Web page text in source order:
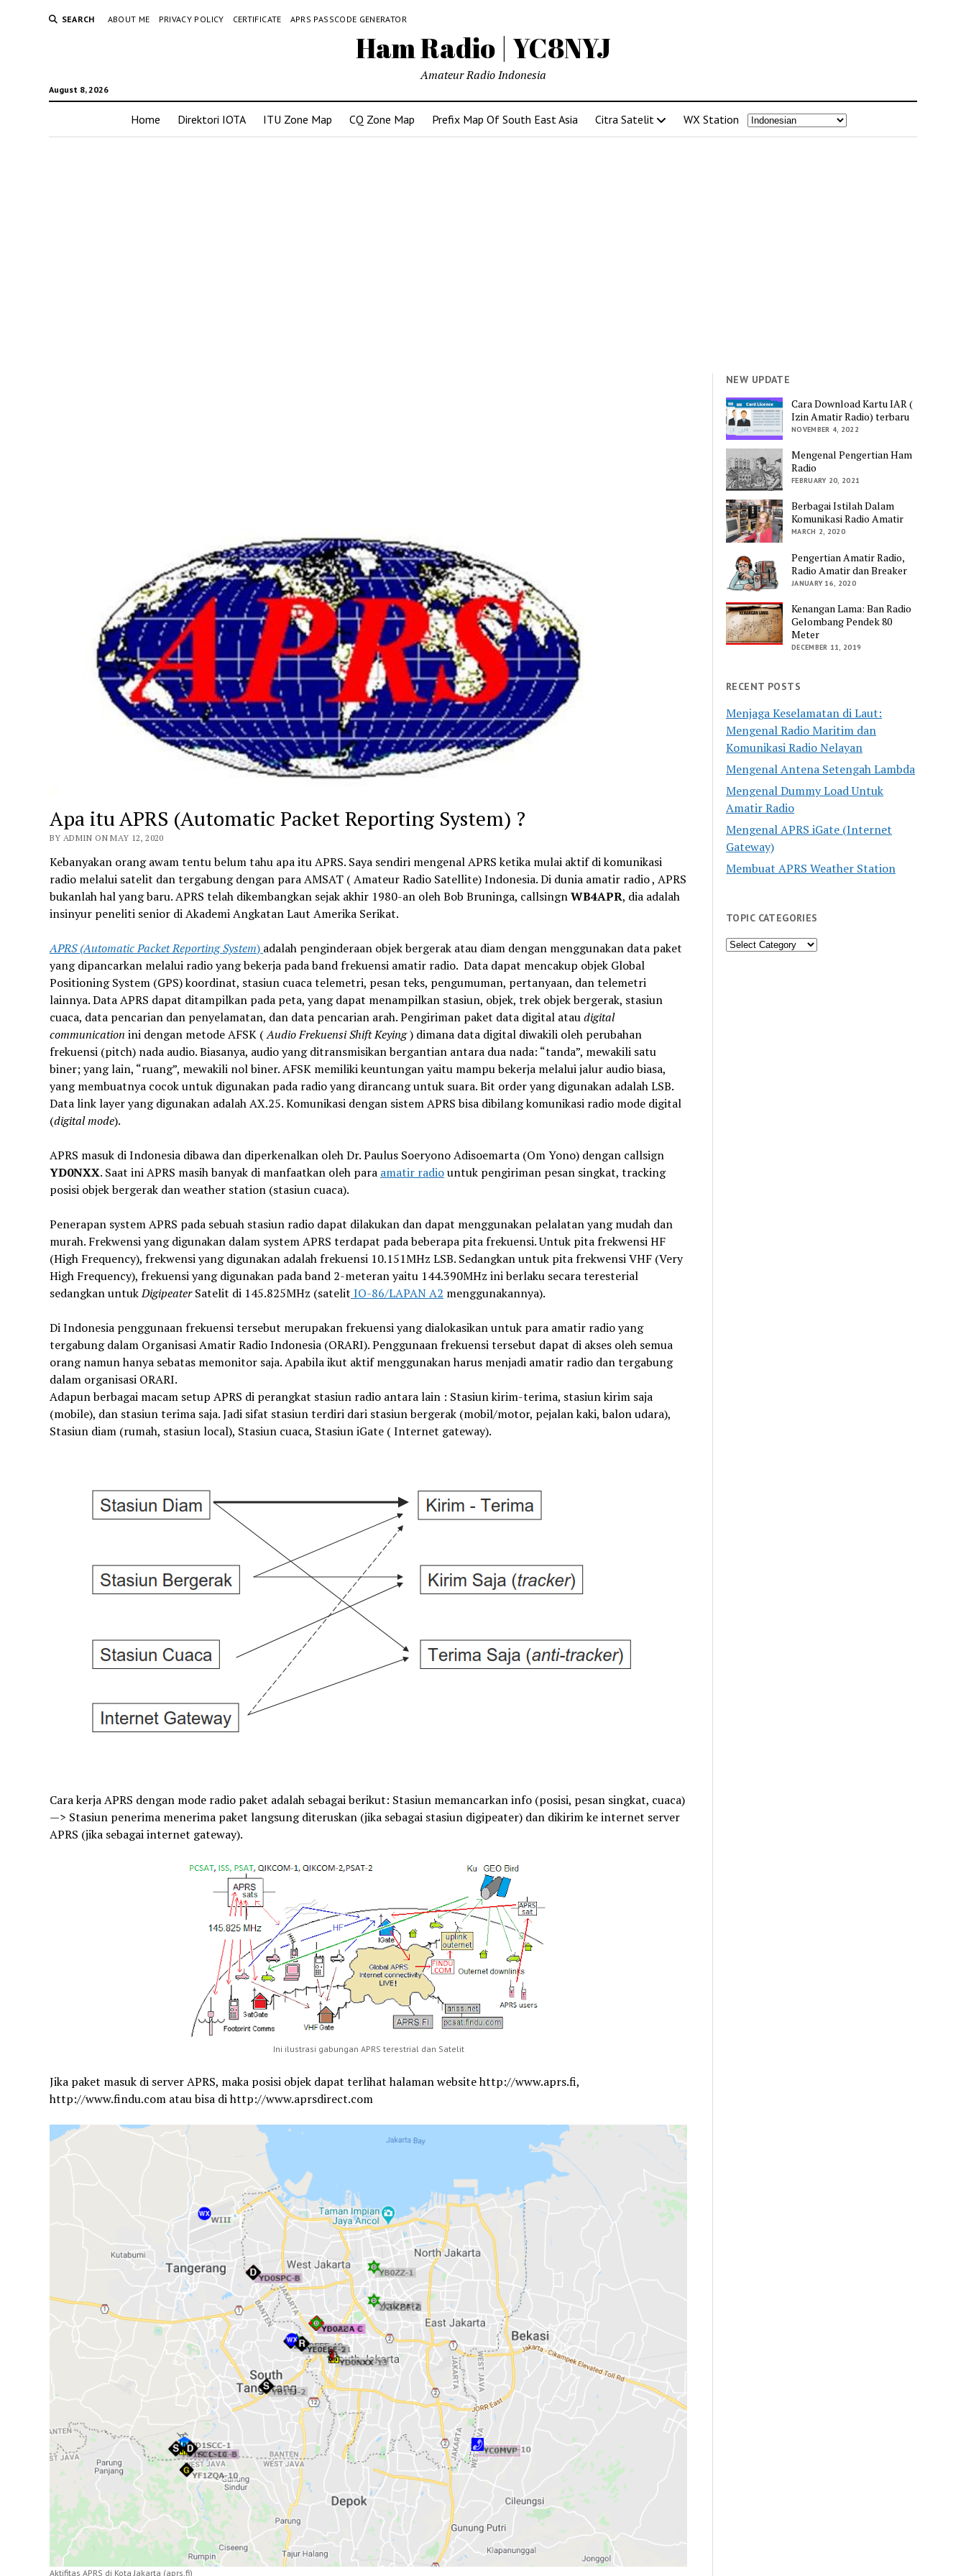
SEARCH ABOUT ME PRIVACY POLICY CERTIFICATE APRS PASSCODE GENERATOR
Ham Radio | YC8NYJ
August 8, 2026
Amateur Radio Indonesia
Home Direktori IOTA ITU Zone Map CQ Zone Map Prefix Map Of South East Asia Citra Satelit WX Station
Apa itu APRS (Automatic Packet Reporting System) ?
BY ADMIN ON MAY 12, 2020
Kebanyakan orang awam tentu belum tahu apa itu APRS. Saya sendiri mengenal APRS ketika mulai aktif di komunikasi
radio melalui satelit dan tergabung dengan para AMSAT ( Amateur Radio Satellite) Indonesia. Di dunia amatir radio , APRS
bukanlah hal yang baru. APRS telah dikembangkan sejak akhir 1980-an oleh Bob Bruninga, callsingnWB4APR, dia adalah
insinyur peneliti senior di Akademi Angkatan Laut Amerika Serikat.
APRS (Automatic Packet Reporting System) adalah penginderaan objek bergerak atau diam dengan menggunakan data paket
yang dipancarkan melalui radio yang bekerja pada band frekuensi amatir radio. Data dapat mencakup objek Global
Positioning System (GPS) koordinat, stasiun cuaca telemetri, pesan teks, pengumuman, pertanyaan, dan telemetri
lainnya. Data APRS dapat ditampilkan pada peta, yang dapat menampilkan stasiun, objek, trek objek bergerak, stasiun
cuaca, data pencarian dan penyelamatan, dan data pencarian arah. Pengiriman paket data digital ataudigital
communication ini dengan metode AFSK (Audio Frekuensi Shift Keying) dimana data digital diwakili oleh perubahan
frekuensi (pitch) nada audio. Biasanya, audio yang ditransmisikan bergantian antara dua nada: “tanda”, mewakili satu
biner; yang lain, “ruang”, mewakili nol biner. AFSK memiliki keuntungan yaitu mampu bekerja melalui jalur audio biasa,
yang membuatnya cocok untuk digunakan pada radio yang dirancang untuk suara. Bit order yang digunakan adalah LSB.
Data link layer yang digunakan adalah AX.25. Komunikasi dengan sistem APRS bisa dibilang komunikasi radio mode digital
(digital mode).
APRS masuk di Indonesia dibawa dan diperkenalkan oleh Dr. Paulus Soeryono Adisoemarta (Om Yono) dengan callsign
YD0NXX. Saat ini APRS masih banyak di manfaatkan oleh para amatir radiountuk pengiriman pesan singkat, tracking
posisi objek bergerak dan weather station (stasiun cuaca).
Penerapan system APRS pada sebuah stasiun radio dapat dilakukan dan dapat menggunakan pelalatan yang mudah dan
murah. Frekwensi yang digunakan dalam system APRS terdapat pada beberapa pita frekuensi. Untuk pita frekwensi HF
(High Frequency), frekwensi yang digunakan adalah frekuensi 10.151MHz LSB. Sedangkan untuk pita frekwensi VHF (Very
High Frequency), frekuensi yang digunakan pada band 2-meteran yaitu 144.390MHz ini berlaku secara teresterial
sedangkan untukDigipeaterSatelit di 145.825MHz (satelit IO-86/LAPAN A2 menggunakannya).
Di Indonesia penggunaan frekuensi tersebut merupakan frekuensi yang dialokasikan untuk para amatir radio yang
tergabung dalam Organisasi Amatir Radio Indonesia (ORARI). Penggunaan frekuensi tersebut dapat di akses oleh semua
orang namun hanya sebatas memonitor saja. Apabila ikut aktif menggunakan harus menjadi amatir radio dan tergabung
dalam organisasi ORARI.
Adapun berbagai macam setup APRS di perangkat stasiun radio antara lain : Stasiun kirim-terima, stasiun kirim saja
(mobile), dan stasiun terima saja. Jadi sifat stasiun terdiri dari stasiun bergerak (mobil/motor, pejalan kaki, balon udara),
Stasiun diam (rumah, stasiun local), Stasiun cuaca, Stasiun iGate ( Internet gateway).
Cara kerja APRS dengan mode radio paket adalah sebagai berikut: Stasiun memancarkan info (posisi, pesan singkat, cuaca)
—> Stasiun penerima menerima paket langsung diteruskan (jika sebagai stasiun digipeater) dan dikirim ke internet server
APRS (jika sebagai internet gateway).
Ini ilustrasi gabungan APRS terestrial dan Satelit
Jika paket masuk di server APRS, maka posisi objek dapat terlihat halaman website http://www.aprs.fi,
http://www.findu.com atau bisa di http://www.aprsdirect.com
Aktifitas APRS di Kota Jakarta (aprs.fi)
NEW UPDATE
Cara Download Kartu IAR (
Izin Amatir Radio) terbaru
NOVEMBER 4, 2022
Mengenal Pengertian Ham
Radio
FEBRUARY 20, 2021
Berbagai Istilah Dalam
Komunikasi Radio Amatir
MARCH 2, 2020
Pengertian Amatir Radio,
Radio Amatir dan Breaker
JANUARY 16, 2020
Kenangan Lama: Ban Radio
Gelombang Pendek 80
Meter
DECEMBER 11, 2019
RECENT POSTS
Menjaga Keselamatan di Laut:
Mengenal Radio Maritim dan
Komunikasi Radio Nelayan
Mengenal Antena Setengah Lambda
Mengenal Dummy Load Untuk
Amatir Radio
Mengenal APRS iGate (Internet
Gateway)
Membuat APRS Weather Station
TOPIC CATEGORIES
Topic